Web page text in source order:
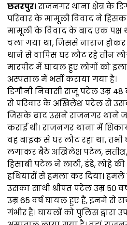
छतरपुर।राजनगर थाना क्षेत्र के
परिवार के मामूली विवाद ने
मामूली के विवाद के बाद एक
चला गया था, जिससे नाराज
थाने से वापिस घर लौट रहे तीन
मारपीट में घायल हुए लोगों को
अस्पताल में भर्ती कराया गया है।
डिगौनी निवासी राजू पटेल उम्र
से परिवार के अखिलेश पटेल से
जिसके बाद उसने राजनगर थाने
कराई थी। राजनगर थाना में
वह बाइक से घर लौट रहा था, तभी
लगाकर बैठे अखिलेश पटेल,
हिसाबी पटेल ने लाठी, डंडे, लोहे की
हथियारों से हमला कर दिया।
उसका साथी श्रीपत पटेल उम्र 50
उम्र 65 वर्ष घायल हुए हैं, इनमें से
गंभीर है। घायलों को पुलिस द्वारा